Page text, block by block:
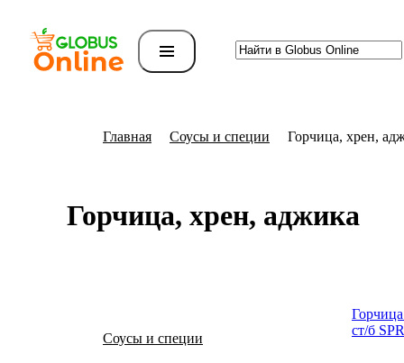
Главная Соусы и специи Горчица, хрен,
Горчица, хрен, аджика
Соусы и специи
ст/б